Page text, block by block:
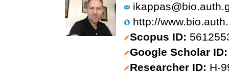
http://
Scopus ID
Google Scholar ID
Researcher ID
H-